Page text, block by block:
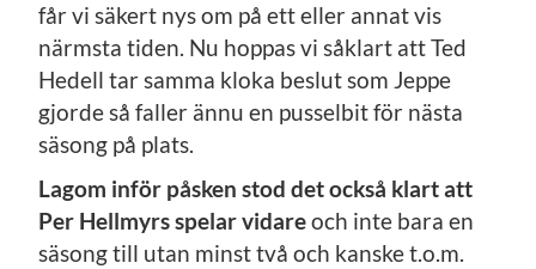
får vi säkert nys om på ett eller annat vis
närmsta tiden. Nu hoppas vi såklart att Ted
Hedell tar samma kloka beslut som Jeppe
gjorde så faller ännu en pusselbit för nästa
säsong på plats.
Lagom inför påsken stod det också klart att
Per Hellmyrs spelar vidareoch inte bara en
säsong till utan minst två och kanske t.o.m.